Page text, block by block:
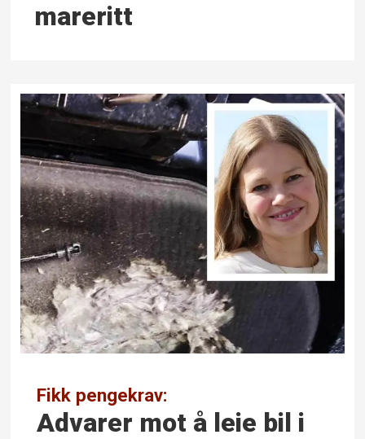
mareritt
Fikk pengekrav:
Advarer mot å leie bil i